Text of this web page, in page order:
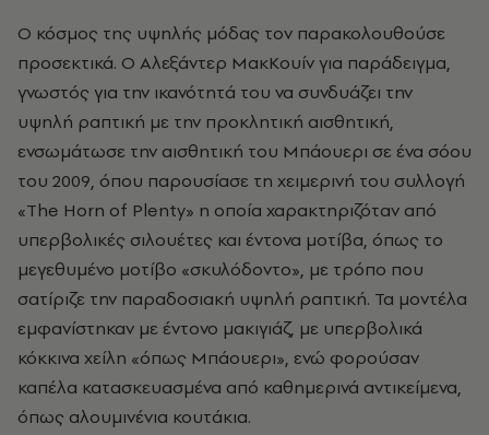
Ο κόσμος της υψηλής μόδας τον παρακολουθούσε
προσεκτικά. Ο Αλεξάντερ ΜακΚουίν για παράδειγμα,
γνωστός για την ικανότητά του να συνδυάζει την
υψηλή ραπτική με την προκλητική αισθητική,
ενσωμάτωσε την αισθητική του Μπάουερι σε ένα σόου
του 2009, όπου παρουσίασε τη χειμερινή του συλλογή
«The Horn of Plenty» η οποία χαρακτηριζόταν από
υπερβολικές σιλουέτες και έντονα μοτίβα, όπως το
μεγεθυμένο μοτίβο «σκυλόδοντο», με τρόπο που
σατίριζε την παραδοσιακή υψηλή ραπτική. Τα μοντέλα
εμφανίστηκαν με έντονο μακιγιάζ, με υπερβολικά
κόκκινα χείλη «όπως Μπάουερι», ενώ φορούσαν
καπέλα κατασκευασμένα από καθημερινά αντικείμενα,
όπως αλουμινένια κουτάκια.